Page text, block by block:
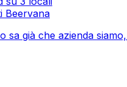
Beervana
sa già che azienda